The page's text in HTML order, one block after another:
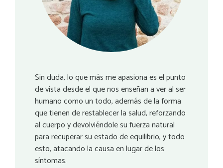
Sin duda, lo que más me apasiona es el punto
de vista desde el que nos enseñan a ver al ser
humano como un todo, además de la forma
que tienen de restablecer la salud, reforzando
al cuerpo y devolviéndole su fuerza natural
para recuperar su estado de equilibrio, y todo
esto, atacando la causa en lugar de los
síntomas.